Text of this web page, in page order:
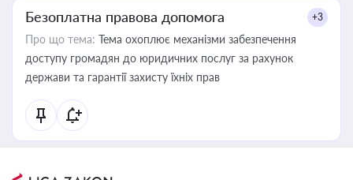
Безоплатна правова допомога +3
Про що тема: Тема охоплює механізми забезпечення
доступу громадян до юридичних послуг за рахунок
держави та гарантії захисту їхніх прав